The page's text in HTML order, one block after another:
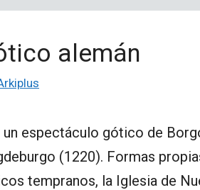
alemán
un espectáculo gótico de
(1220). Formas
tempranos, la Iglesia de